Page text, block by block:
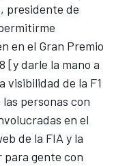
presidente de
en el Gran Premio
[y darle la mano a
visibilidad de la F1
personas con
en el
de la FIA y la
para gente con